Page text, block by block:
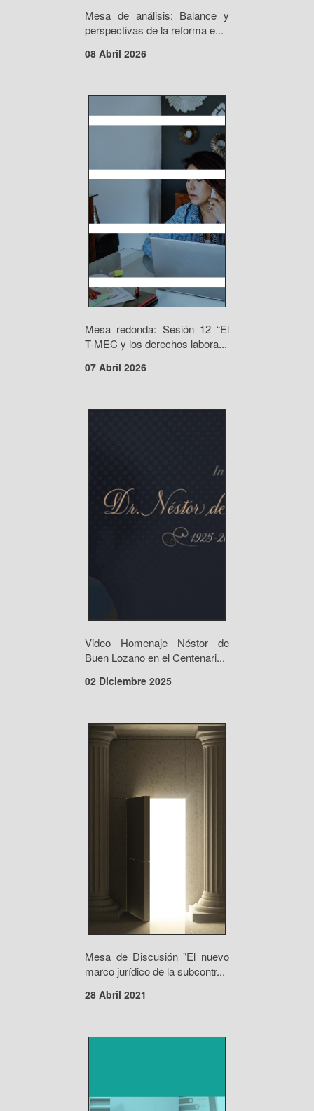
Mesa de análisis: Balance y
perspectivas de la reforma e...
08 Abril 2026
Mesa redonda: Sesión 12 “El
T-MEC y los derechos labora...
07 Abril 2026
Video Homenaje Néstor de
Buen Lozano en el Centenari...
02 Diciembre 2025
Mesa de Discusión "El nuevo
marco jurídico de la subcontr...
28 Abril 2021